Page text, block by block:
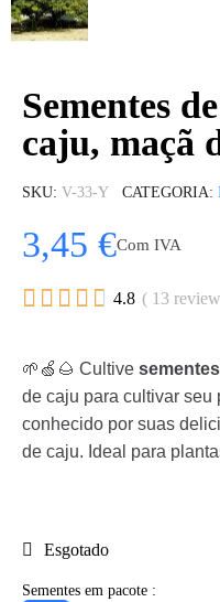
Sementes
caju, maçã
SKU V-33-Y CATEGORIA
3,45 €Com IVA
     4.8 ( 13
🌱🍏🌰 Cultive
de caju para cultivar seu
conhecido por suas
de caju. Ideal para
Esgotado
Sementes em pacote :